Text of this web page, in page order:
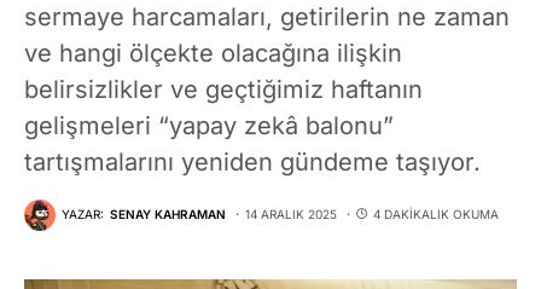
sermaye harcamaları, getirilerin ne zaman
ve hangi ölçekte olacağına ilişkin
belirsizlikler ve geçtiğimiz haftanın
gelişmeleri “yapay zekâ balonu”
tartışmalarını yeniden gündeme taşıyor.
YAZAR: SENAY KAHRAMAN 14 ARALIK 2025 4 DAKIKALIK OKUMA